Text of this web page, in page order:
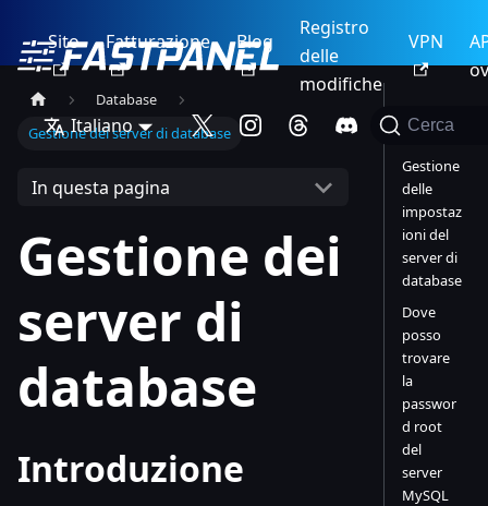
Sito Fatturazione Blog
Registro
delle
modifiche
VPN
Italiano Cerca
Database
Gestione dei server di database
In questa pagina
Gestione dei
server di
database
Introduzione
one
Gestione
delle
impostaz
ioni del
server di
database
Dove
posso
trovare
la
passwor
d root
del
server
MySQL